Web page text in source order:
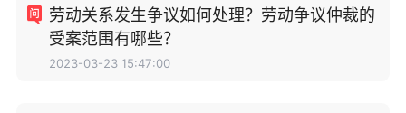
劳动关系发生争议如何处理？劳动争议仲裁的
受案范围有哪些？
2023-03-23 15:47:00